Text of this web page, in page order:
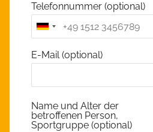
Telefonnummer (optional)
E-Mail (optional)
Name und Alter der
betroffenen Person,
Sportgruppe (optional)